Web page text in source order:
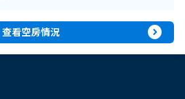
查看空房情況 expand_circle_right